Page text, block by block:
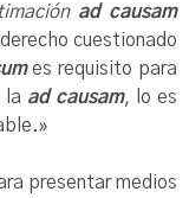
ad causam
cuestionado
es requisito para
la ad causam, lo es
presentar medios